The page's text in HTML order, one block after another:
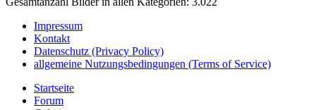
Impressum
Kontakt
Datenschutz (Privacy Policy)
allgemeine Nutzungsbedingungen (Terms of Service)
Startseite
Forum